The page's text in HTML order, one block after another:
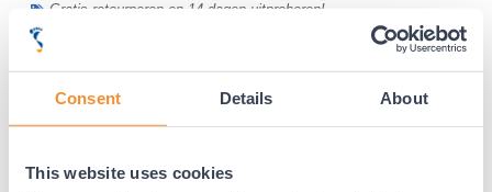
Consent Details About
This website uses cookies
Gratis retourneren en 14 dagen uitproberen!